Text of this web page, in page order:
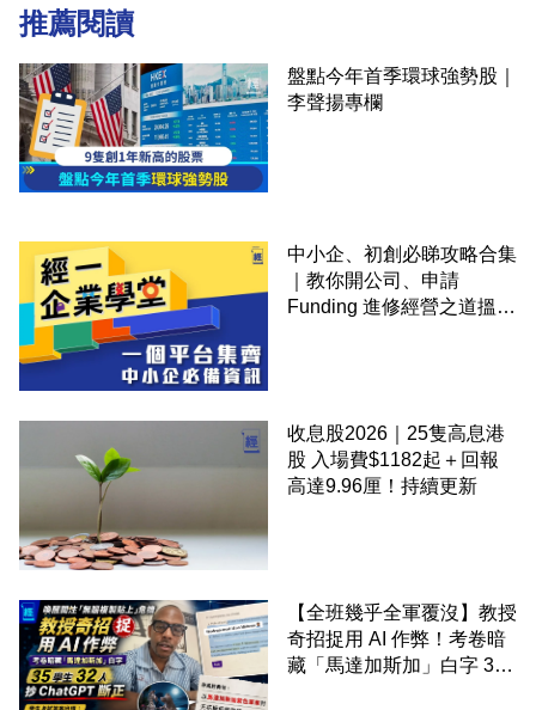
推薦閱讀
盤點今年首季環球強勢股｜
李聲揚專欄
中小企、初創必睇攻略合集
｜教你開公司、申請
Funding 進修經營之道搵大
收息股2026｜25隻高息港
股 入場費$1182起＋回報
高達9.96厘！持續更新
【全班幾乎全軍覆沒】教授
奇招捉用 AI 作弊！考卷暗
藏「馬達加斯加」白字 35